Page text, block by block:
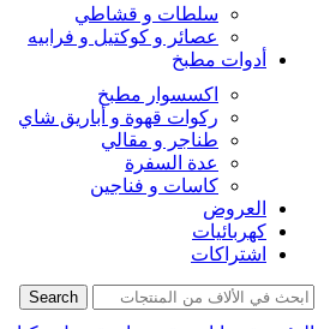
سلطات و قشاطي
عصائر و كوكتيل و فرابيه
أدوات مطبخ
اكسسوار مطبخ
ركوات قهوة و أباريق شاي
طناجر و مقالي
عدة السفرة
كاسات و فناجين
العروض
كهربائيات
اشتراكات
Search